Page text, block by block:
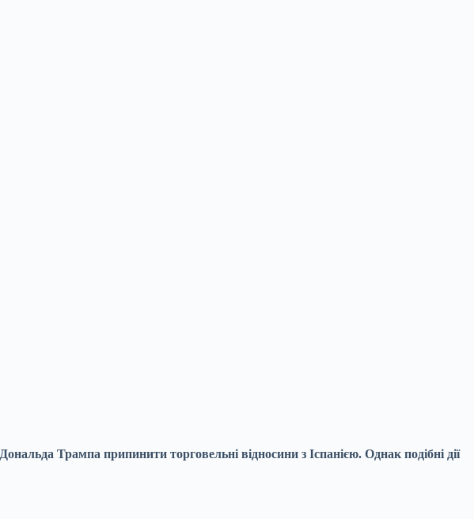
Дональда Трампа припинити торговельні відносини з Іспанією. Однак подібні дії